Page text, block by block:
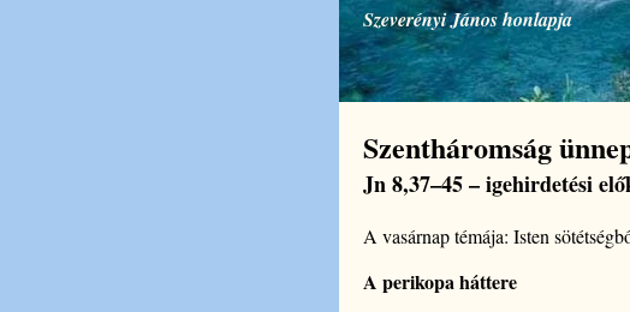
Szeverényi János honlapja
Szentháromság
Jn 8,37–45 – igehirdetési
A vasárnap témája: Isten
A perikopa háttere